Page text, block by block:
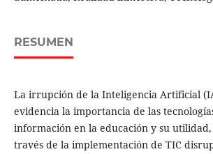
RESUMEN
La irrupción de la Inteligencia Artificial
evidencia la importancia de las
información en la educación y su
través de la implementación de TIC